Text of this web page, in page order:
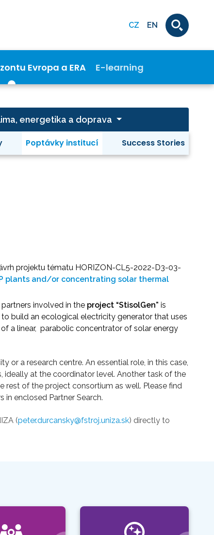
CZ EN
Evropa a ERA E-learning
energetika a doprava
Poptávky institucí Success Stories
projektu tématu HORIZON-CL5-2022-D3-03-
plants and/or concentrating solar thermal
involved in the project “StisolGen” is
to build an ecological electricity generator that uses
a linear, parabolic concentrator of solar energy
or a research centre. An essential role, in this case,
at the coordinator level. Another task of the
rest of the project consortium as well. Please find
enclosed Partner Search.
(peter.durcansky@fstroj.uniza.sk) directly to